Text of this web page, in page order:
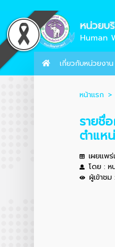
หน่วยบ
Human
เกี่ยวกับหน่วยงาน
หน้าแรก
รายชื่
ตำแห
เผยแพ
โดย : ห
ผู้เข้าช